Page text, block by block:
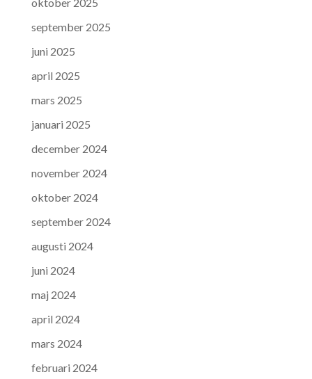
september 2025
juni 2025
april 2025
mars 2025
januari 2025
december 2024
november 2024
oktober 2024
september 2024
augusti 2024
juni 2024
maj 2024
april 2024
mars 2024
februari 2024